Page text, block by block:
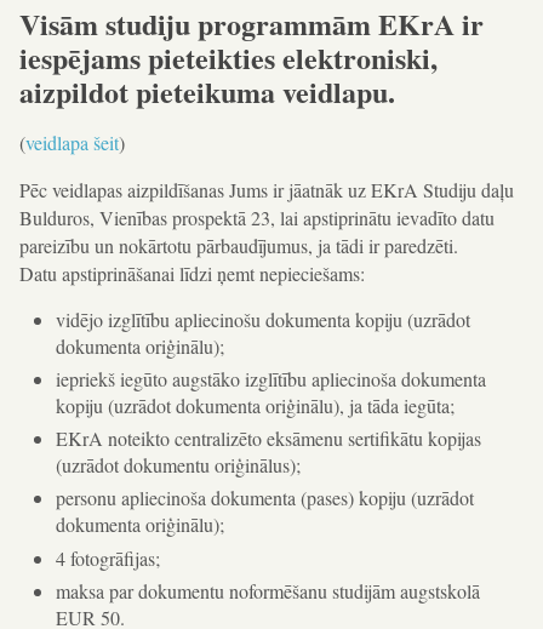
Visām studiju programmām EKrA ir
iespējams pieteikties elektroniski,
aizpildot pieteikuma veidlapu.
(veidlapa šeit)
Pēc veidlapas aizpildīšanas Jums ir jāatnāk uz EKrA Studiju daļu
Bulduros, Vienības prospektā 23, lai apstiprinātu ievadīto datu
pareizību un nokārtotu pārbaudījumus, ja tādi ir paredzēti.
Datu apstiprināšanai līdzi ņemt nepieciešams:
vidējo izglītību apliecinošu dokumenta kopiju (uzrādot
dokumenta oriģinālu);
iepriekš iegūto augstāko izglītību apliecinoša dokumenta
kopiju (uzrādot dokumenta oriģinālu), ja tāda iegūta;
EKrA noteikto centralizēto eksāmenu sertifikātu kopijas
(uzrādot dokumentu oriģinālus);
personu apliecinoša dokumenta (pases) kopiju (uzrādot
dokumenta oriģinālu);
4 fotogrāfijas;
maksa par dokumentu noformēšanu studijām augstskolā
EUR 50.